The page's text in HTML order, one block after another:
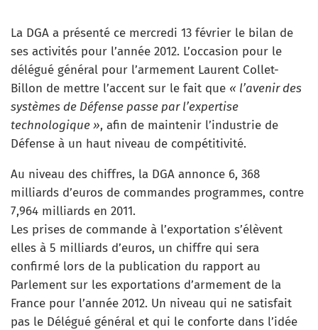
La DGA a présenté ce mercredi 13 février le bilan de
ses activités pour l’année 2012. L’occasion pour le
délégué général pour l’armement Laurent Collet-
Billon de mettre l’accent sur le fait que « l’avenir des
systèmes de Défense passe par l’expertise
technologique », afin de maintenir l’industrie de
Défense à un haut niveau de compétitivité.
Au niveau des chiffres, la DGA annonce 6, 368
milliards d’euros de commandes programmes, contre
7,964 milliards en 2011.
Les prises de commande à l’exportation s’élèvent
elles à 5 milliards d’euros, un chiffre qui sera
confirmé lors de la publication du rapport au
Parlement sur les exportations d’armement de la
France pour l’année 2012. Un niveau qui ne satisfait
pas le Délégué général et qui le conforte dans l’idée